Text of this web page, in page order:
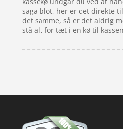
saga blot, her er det direkte
det samme, så er det aldrig
stå alt for tæt i en kø til